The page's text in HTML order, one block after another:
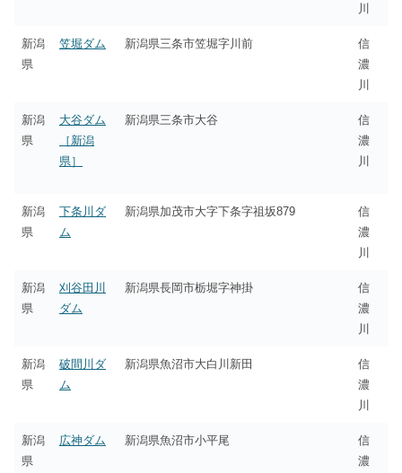
川
新潟
県
笠堀ダム 新潟県三条市笠堀字川前
信
濃
川
新潟
県
大谷ダム
［新潟
県］
新潟県三条市大谷
信
濃
川
新潟
県
下条川ダ
ム
新潟県加茂市大字下条字祖坂879
信
濃
川
新潟
県
刈谷田川
ダム
新潟県長岡市栃堀字神掛
信
濃
川
新潟
県
破間川ダ
ム
新潟県魚沼市大白川新田
信
濃
川
新潟
県
広神ダム 新潟県魚沼市小平尾
信
濃